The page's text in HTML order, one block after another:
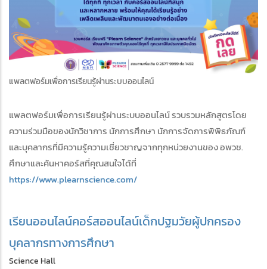
แพลตฟอร์มเพื่อการเรียนรู้ผ่านระบบออนไลน์
แพลตฟอร์มเพื่อการเรียนรู้ผ่านระบบออนไลน์ รวบรวมหลักสูตรโดย
ความร่วมมือของนักวิชาการ นักการศึกษา นักการจัดการพิพิธภัณฑ์
และบุคลากรที่มีความรู้ความเชี่ยวชาญจากทุกหน่วยงานของ อพวช.
ศึกษาและค้นหาคอร์สที่คุณสนใจได้ที่
https://www.plearnscience.com/
เรียนออนไลน์คอร์สออนไลน์เด็กปฐมวัยผู้ปกครอง
บุคลากรทางการศึกษา
Science Hall